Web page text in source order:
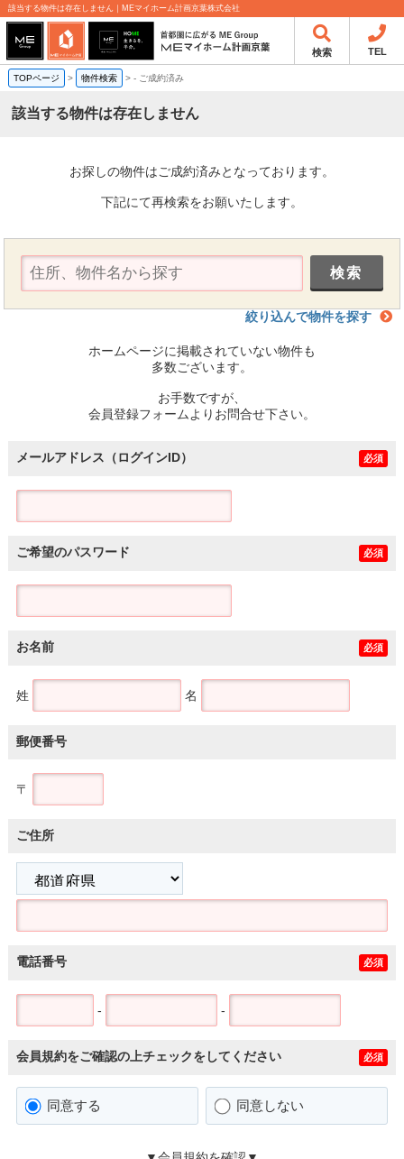
該当する物件は存在しません｜MEマイホーム計画京葉株式会社
検索 TEL
TOPページ > 物件検索 >- ご成約済み
該当する物件は存在しません
お探しの物件はご成約済みとなっております。
下記にて再検索をお願いたします。
絞り込んで物件を探す
ホームページに掲載されていない物件も
多数ございます。
お手数ですが、
会員登録フォームよりお問合せ下さい。
メールアドレス（ログインID） 必須
ご希望のパスワード 必須
お名前 必須
姓 名
郵便番号
〒
ご住所
電話番号 必須
- -
会員規約をご確認の上チェックをしてください 必須
同意する 同意しない